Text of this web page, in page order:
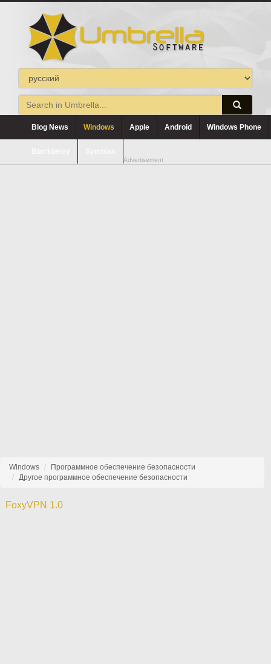
Blog News Windows Apple Android Windows Phone
Advertisement
Windows
Программное обеспечение безопасности
Другое программное обеспечение безопасности
FoxyVPN 1.0